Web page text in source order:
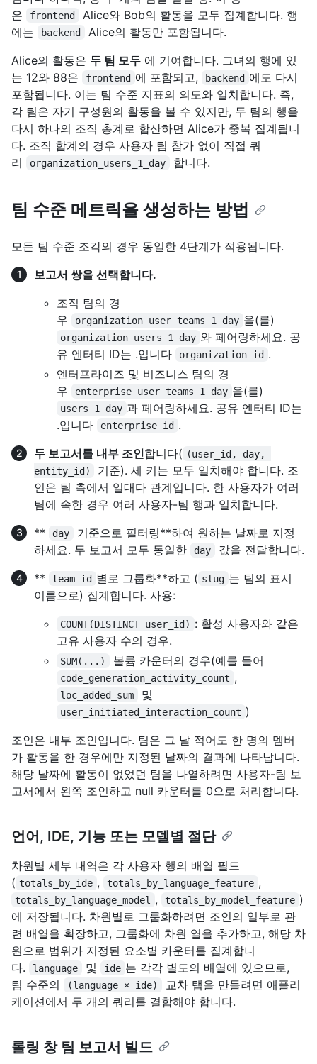
은
frontend
Alice와 Bob의 활동을 모두 집계합니다. 행
에는
backend
Alice의 활동만 포함됩니다.
Alice의 활동은 두 팀 모두 에 기여합니다. 그녀의 행에 있
는 12와 88은
frontend 에 포함되고, backend 에도 다시
포함됩니다. 이는 팀 수준 지표의 의도와 일치합니다. 즉,
각 팀은 자기 구성원의 활동을 볼 수 있지만, 두 팀의 행을
다시 하나의 조직 총계로 합산하면 Alice가 중복 집계됩니
다. 조직 합계의 경우 사용자 팀 참가 없이 직접 쿼
리
organization_users_1_day 합니다.
팀 수준 메트릭을 생성하는 방법
모든 팀 수준 조각의 경우 동일한 4단계가 적용됩니다.
보고서 쌍을 선택합니다.
조직 팀의 경
우
organization_user_teams_1_day 을(를)
organization_users_1_day 와 페어링하세요. 공
유 엔터티 ID는 .입니다
organization_id .
엔터프라이즈 및 비즈니스 팀의 경
우
enterprise_user_teams_1_day 을(를)
users_1_day 과 페어링하세요. 공유 엔터티 ID는
.입니다
enterprise_id .
두 보고서를 내부 조인합니다( (user_id, day,
entity_id)
기준). 세 키는 모두 일치해야 합니다. 조
인은 팀 측에서 일대다 관계입니다. 한 사용자가 여러
팀에 속한 경우 여러 사용자-팀 행과 일치합니다.
**
day
기준으로 필터링**하여 원하는 날짜로 지정
하세요. 두 보고서 모두 동일한
day
값을 전달합니다.
**
team_id 별로 그룹화**하고 ( slug 는 팀의 표시
이름으로) 집계합니다. 사용:
COUNT(DISTINCT user_id) : 활성 사용자와 같은
고유 사용자 수의 경우.
SUM(...) 볼륨 카운터의 경우(예를 들어
code_generation_activity_count ,
loc_added_sum 및
user_initiated_interaction_count )
조인은 내부 조인입니다. 팀은 그 날 적어도 한 명의 멤버
가 활동을 한 경우에만 지정된 날짜의 결과에 나타납니다.
해당 날짜에 활동이 없었던 팀을 나열하려면 사용자-팀 보
고서에서 왼쪽 조인하고 null 카운터를 0으로 처리합니다.
언어, IDE, 기능 또는 모델별 절단
차원별 세부 내역은 각 사용자 행의 배열 필드
( totals_by_ide , totals_by_language_feature ,
totals_by_language_model , totals_by_model_feature )
에 저장됩니다. 차원별로 그룹화하려면 조인의 일부로 관
련 배열을 확장하고, 그룹화에 차원 열을 추가하고, 해당 차
원으로 범위가 지정된 요소별 카운터를 집계합니
다.
language 및 ide 는 각각 별도의 배열에 있으므로,
팀 수준의
(language × ide)
교차 탭을 만들려면 애플리
케이션에서 두 개의 쿼리를 결합해야 합니다.
롤링 창 팀 보고서 빌드